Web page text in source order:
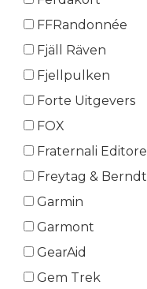
FFRandonnée
Fjäll Räven
Fjellpulken
Forte Uitgevers
FOX
Fraternali Editore
Freytag & Berndt
Garmin
Garmont
GearAid
Gem Trek